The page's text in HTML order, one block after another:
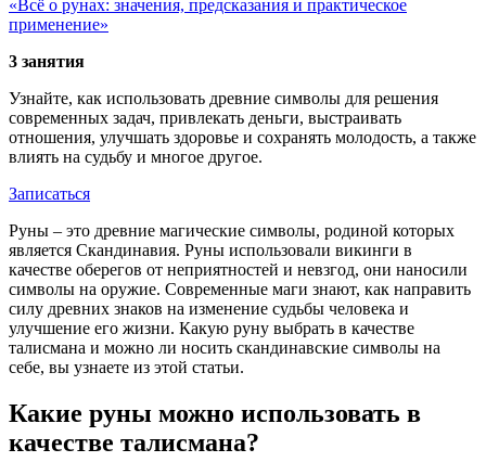
«Всё о рунах: значения, предсказания и практическое
применение»
3 занятия
Узнайте, как использовать древние символы для решения
современных задач, привлекать деньги, выстраивать
отношения, улучшать здоровье и сохранять молодость, а также
влиять на судьбу и многое другое.
Записаться
Руны – это древние магические символы, родиной которых
является Скандинавия. Руны использовали викинги в
качестве оберегов от неприятностей и невзгод, они наносили
символы на оружие. Современные маги знают, как направить
силу древних знаков на изменение судьбы человека и
улучшение его жизни. Какую руну выбрать в качестве
талисмана и можно ли носить скандинавские символы на
себе, вы узнаете из этой статьи.
Какие руны можно использовать в
качестве талисмана?